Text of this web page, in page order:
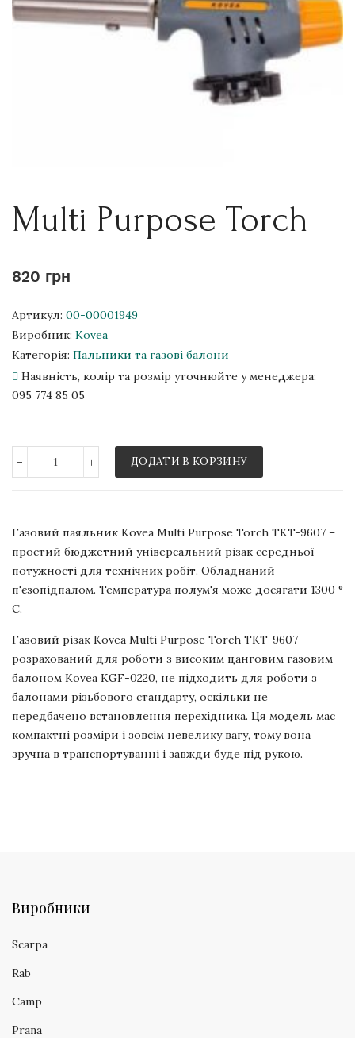
Multi Purpose Torch
820 грн
Артикул: 00-00001949
Виробник: Kovea
Категорія: Пальники та газові балони
Наявність, колір та розмір уточнюйте у менеджера:
095 774 85 05
- + ДОДАТИ В КОРЗИНУ
Газовий паяльник Kovea Multi Purpose Torch TKT-9607 –
простий бюджетний універсальний різак середньої
потужності для технічних робіт. Обладнаний
п'єзопідпалом. Температура полум'я може досягати 1300 °
C.
Газовий різак Kovea Multi Purpose Torch TKT-9607
розрахований для роботи з високим цанговим газовим
балоном Kovea KGF-0220, не підходить для роботи з
балонами різьбового стандарту, оскільки не
передбачено встановлення перехідника. Ця модель має
компактні розміри і зовсім невелику вагу, тому вона
зручна в транспортуванні і завжди буде під рукою.
Виробники
Scarpa
Rab
Camp
Prana